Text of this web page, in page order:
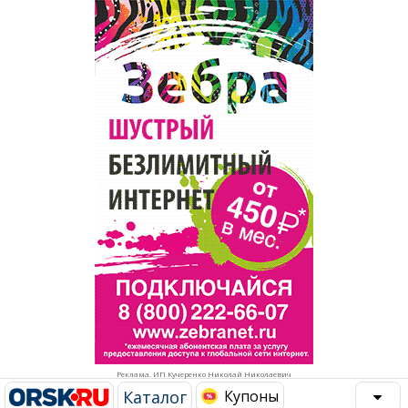
Реклама. ИП Кучеренко Николай Николаевич
Каталог Купоны
Рестораны, кафе, бары
Развлечения и отдых
Спорт Фитнес
Недвижимость
Красота Косметология
Торговля
Бизнес и финансы
Юристы, Экспертиза, Страхование
Ремонт
Социальные организации
Это интересно
Администрация
Популярное →